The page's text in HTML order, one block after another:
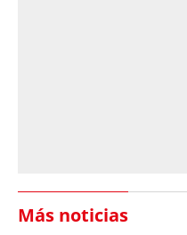
Más noticias